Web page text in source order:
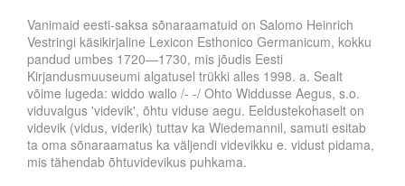
Vanimaid eesti-saksa sõnaraamatuid on Salomo Heinrich
Vestringi käsikirjaline Lexicon Esthonico Germanicum, kokku
pandud umbes 1720—1730, mis jõudis Eesti
Kirjandusmuuseumi algatusel trükki alles 1998. a. Sealt
võime lugeda: widdo wallo /- -/ Ohto Widdusse Aegus, s.o.
viduvalgus 'videvik', õhtu viduse aegu. Eeldustekohaselt on
videvik (vidus, viderik) tuttav ka Wiedemannil, samuti esitab
ta oma sõnaraamatus ka väljendi videvikku e. vidust pidama,
mis tähendab õhtuvidevikus puhkama.